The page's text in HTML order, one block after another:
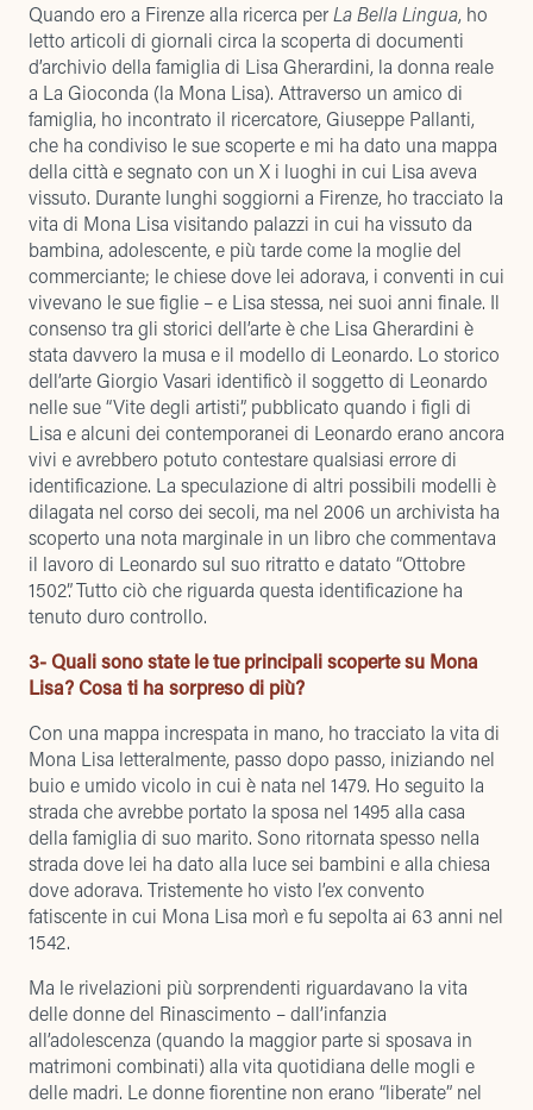
Quando ero a Firenze alla ricerca perLa Bella Lingua, ho
letto articoli di giornali circa la scoperta di documenti
d’archivio della famiglia di Lisa Gherardini, la donna reale
a La Gioconda (la Mona Lisa). Attraverso un amico di
famiglia, ho incontrato il ricercatore, Giuseppe Pallanti,
che ha condiviso le sue scoperte e mi ha dato una mappa
della città e segnato con un X i luoghi in cui Lisa aveva
vissuto. Durante lunghi soggiorni a Firenze, ho tracciato la
vita di Mona Lisa visitando palazzi in cui ha vissuto da
bambina, adolescente, e più tarde come la moglie del
commerciante; le chiese dove lei adorava, i conventi in cui
vivevano le sue figlie – e Lisa stessa, nei suoi anni finale. Il
consenso tra gli storici dell’arte è che Lisa Gherardini è
stata davvero la musa e il modello di Leonardo. Lo storico
dell’arte Giorgio Vasari identificò il soggetto di Leonardo
nelle sue “Vite degli artisti”, pubblicato quando i figli di
Lisa e alcuni dei contemporanei di Leonardo erano ancora
vivi e avrebbero potuto contestare qualsiasi errore di
identificazione. La speculazione di altri possibili modelli è
dilagata nel corso dei secoli, ma nel 2006 un archivista ha
scoperto una nota marginale in un libro che commentava
il lavoro di Leonardo sul suo ritratto e datato “Ottobre
1502”. Tutto ciò che riguarda questa identificazione ha
tenuto duro controllo.
3- Quali sono state le tue principali scoperte su Mona
Lisa? Cosa ti ha sorpreso di più?
Con una mappa increspata in mano, ho tracciato la vita di
Mona Lisa letteralmente, passo dopo passo, iniziando nel
buio e umido vicolo in cui è nata nel 1479. Ho seguito la
strada che avrebbe portato la sposa nel 1495 alla casa
della famiglia di suo marito. Sono ritornata spesso nella
strada dove lei ha dato alla luce sei bambini e alla chiesa
dove adorava. Tristemente ho visto l’ex convento
fatiscente in cui Mona Lisa morì e fu sepolta ai 63 anni nel
1542.
Ma le rivelazioni più sorprendenti riguardavano la vita
delle donne del Rinascimento – dall’infanzia
all’adolescenza (quando la maggior parte si sposava in
matrimoni combinati) alla vita quotidiana delle mogli e
delle madri. Le donne fiorentine non erano “liberate” nel